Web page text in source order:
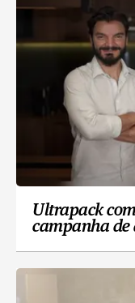
Ultrapack
campanha de